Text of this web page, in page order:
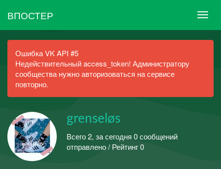
ВПОСТЕР
Ошибка VK API #5
Недействительный access_token! Администратору
сообщества нужно авторизоваться на сервисе
повторно.
grenseløs
Всего 2, за сегодня 0 сообщений
отправлено / Рейтинг 0